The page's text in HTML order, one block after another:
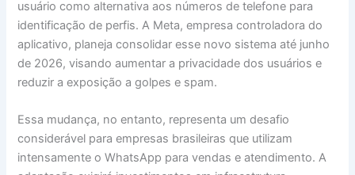
usuário como alternativa aos números de telefone para
identificação de perfis. A Meta, empresa controladora do
aplicativo, planeja consolidar esse novo sistema até junho
de 2026, visando aumentar a privacidade dos usuários e
reduzir a exposição a golpes e spam.
Essa mudança, no entanto, representa um desafio
considerável para empresas brasileiras que utilizam
intensamente o WhatsApp para vendas e atendimento. A